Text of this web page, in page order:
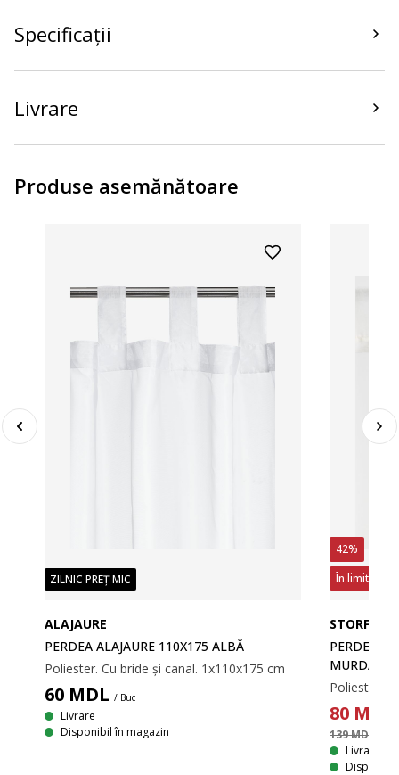
Specificații
Livrare
Produse asemănătoare
ZILNIC PREȚ MIC
ALAJAURE
PERDEA ALAJAURE 110X175 ALBĂ
Poliester. Cu bride și canal. 1x110x175 cm
60MDL / Buc
Livrare
Disponibil în magazin
42%
În limita
PERDEA
MURDAR
Poliester.
80MDL
139 MDL
Livrare
Disponibil